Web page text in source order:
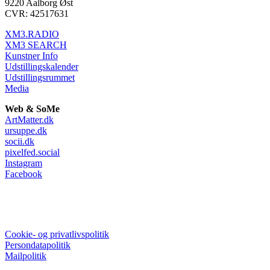
9220 Aalborg Øst
CVR: 42517631
XM3.RADIO
XM3 SEARCH
Kunstner Info
Udstillingskalender
Udstillingsrummet
Media
Web & SoMe
ArtMatter.dk
ursuppe.dk
socii.dk
pixelfed.social
Instagram
Facebook
Cookie- og privatlivspolitik
Persondatapolitik
Mailpolitik